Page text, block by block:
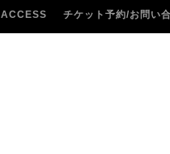
ACCESS チケット予約/お問い